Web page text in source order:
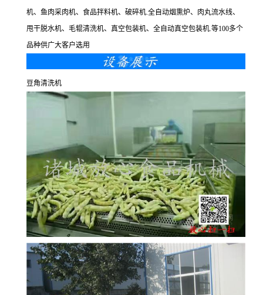
机、鱼肉采肉机、食品拌料机、破碎机.全自动烟熏炉、肉丸流水线、
甩干脱水机、毛辊清洗机、真空包装机、全自动真空包装机.等100多个
品种供广大客户选用
豆角清洗机